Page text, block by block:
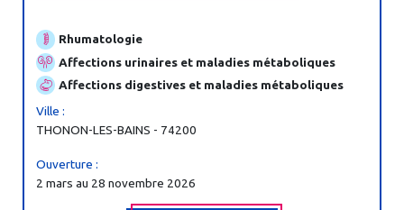
Rhumatologie
Affections urinaires et maladies métaboliques
Affections digestives et maladies métaboliques
Ville :
THONON-LES-BAINS - 74200
Ouverture :
2 mars au 28 novembre 2026